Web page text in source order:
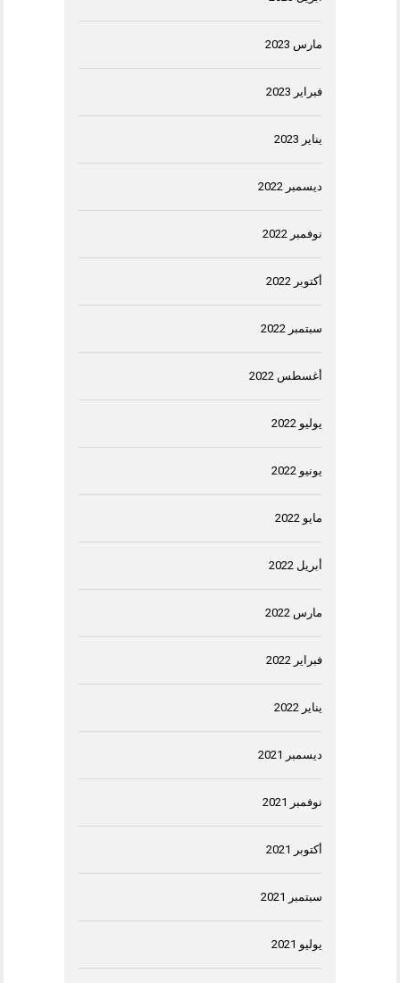
مارس 2023
فبراير 2023
يناير 2023
ديسمبر 2022
نوفمبر 2022
أكتوبر 2022
سبتمبر 2022
أغسطس 2022
يوليو 2022
يونيو 2022
مايو 2022
أبريل 2022
مارس 2022
فبراير 2022
يناير 2022
ديسمبر 2021
نوفمبر 2021
أكتوبر 2021
سبتمبر 2021
يوليو 2021